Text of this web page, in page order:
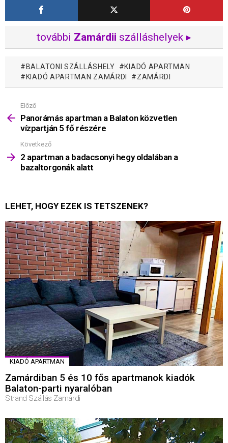
további Zamárdii szálláshelyek ▸
BALATONI SZÁLLÁSHELY
KIADÓ APARTMAN
KIADÓ APARTMAN ZAMÁRDI
ZAMÁRDI
Mutass
többet
Előző
Panorámás apartman a Balaton közvetlen
vízpartján 5 fő részére
Következő
2 apartman a badacsonyi hegy oldalában a
bazaltorgonák alatt
LEHET, HOGY EZEK IS TETSZENEK?
KIADÓ APARTMAN
Zamárdiban 5 és 10 fős apartmanok kiadók
Balaton-parti nyaralóban
Strand Szállás Zamárdi